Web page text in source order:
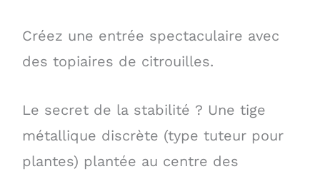
Créez une entrée spectaculaire avec
des topiaires de citrouilles.
Le secret de la stabilité ? Une tige
métallique discrète (type tuteur pour
plantes) plantée au centre des